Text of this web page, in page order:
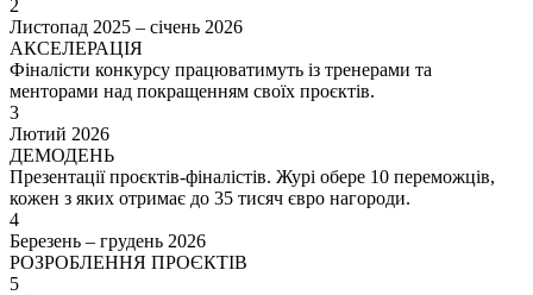
2
Листопад 2025 – січень 2026
АКСЕЛЕРАЦІЯ
Фіналісти конкурсу працюватимуть із тренерами та
менторами над покращенням своїх проєктів.
3
Лютий 2026
ДЕМОДЕНЬ
Презентації проєктів-фіналістів. Журі обере 10 переможців,
кожен з яких отримає до 35 тисяч євро нагороди.
4
Березень – грудень 2026
РОЗРОБЛЕННЯ ПРОЄКТІВ
5